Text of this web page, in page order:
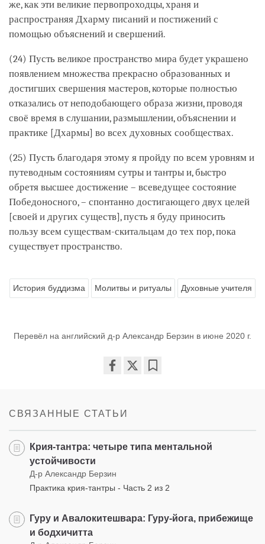
же, как эти великие первопроходцы, храня и
распространяя Дхарму писаний и постижений с
помощью объяснений и свершений.
(24) Пусть великое пространство мира будет украшено
появлением множества прекрасно образованных и
достигших свершения мастеров, которые полностью
отказались от неподобающего образа жизни, проводя
своё время в слушании, размышлении, объяснении и
практике [Дхармы] во всех духовных сообществах.
(25) Пусть благодаря этому я пройду по всем уровням и
путеводным состояниям сутры и тантры и, быстро
обретя высшее достижение – всеведущее состояние
Победоносного, – спонтанно достигающего двух целей
[своей и других существ], пусть я буду приносить
пользу всем существам-скитальцам до тех пор, пока
существует пространство.
История буддизма Молитвы и ритуалы Духовные учителя
Перевёл на английский д-р Александр Берзин в июне 2020 г.
СВЯЗАННЫЕ СТАТЬИ
Крия-тантра: четыре типа ментальной
устойчивости
Д-р Александр Берзин
Практика крия-тантры - Часть 2 из 2
Гуру и Авалокитешвара: Гуру-йога, прибежище
и бодхичитта